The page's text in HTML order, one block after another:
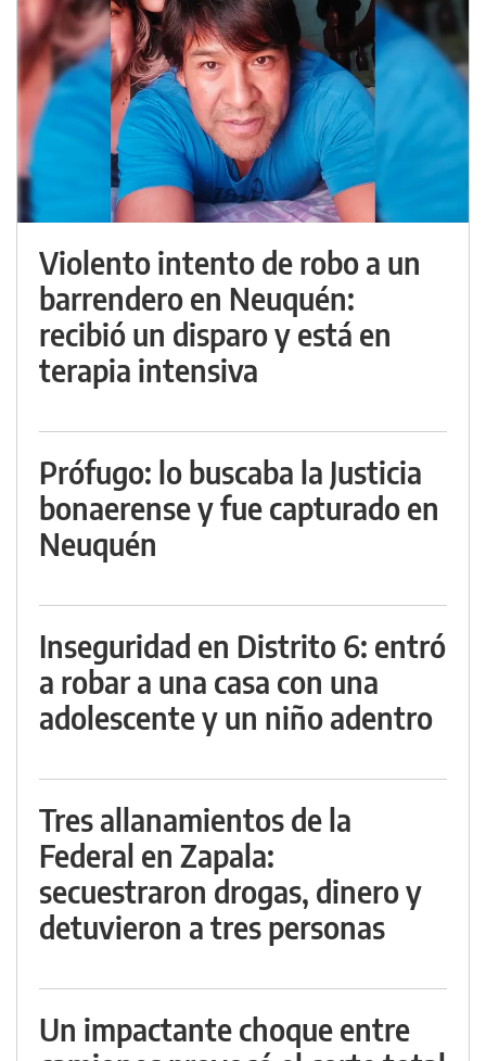
Violento intento de robo a un
barrendero en Neuquén:
recibió un disparo y está en
terapia intensiva
Prófugo: lo buscaba la Justicia
bonaerense y fue capturado en
Neuquén
Inseguridad en Distrito 6: entró
a robar a una casa con una
adolescente y un niño adentro
Tres allanamientos de la
Federal en Zapala:
secuestraron drogas, dinero y
detuvieron a tres personas
Un impactante choque entre